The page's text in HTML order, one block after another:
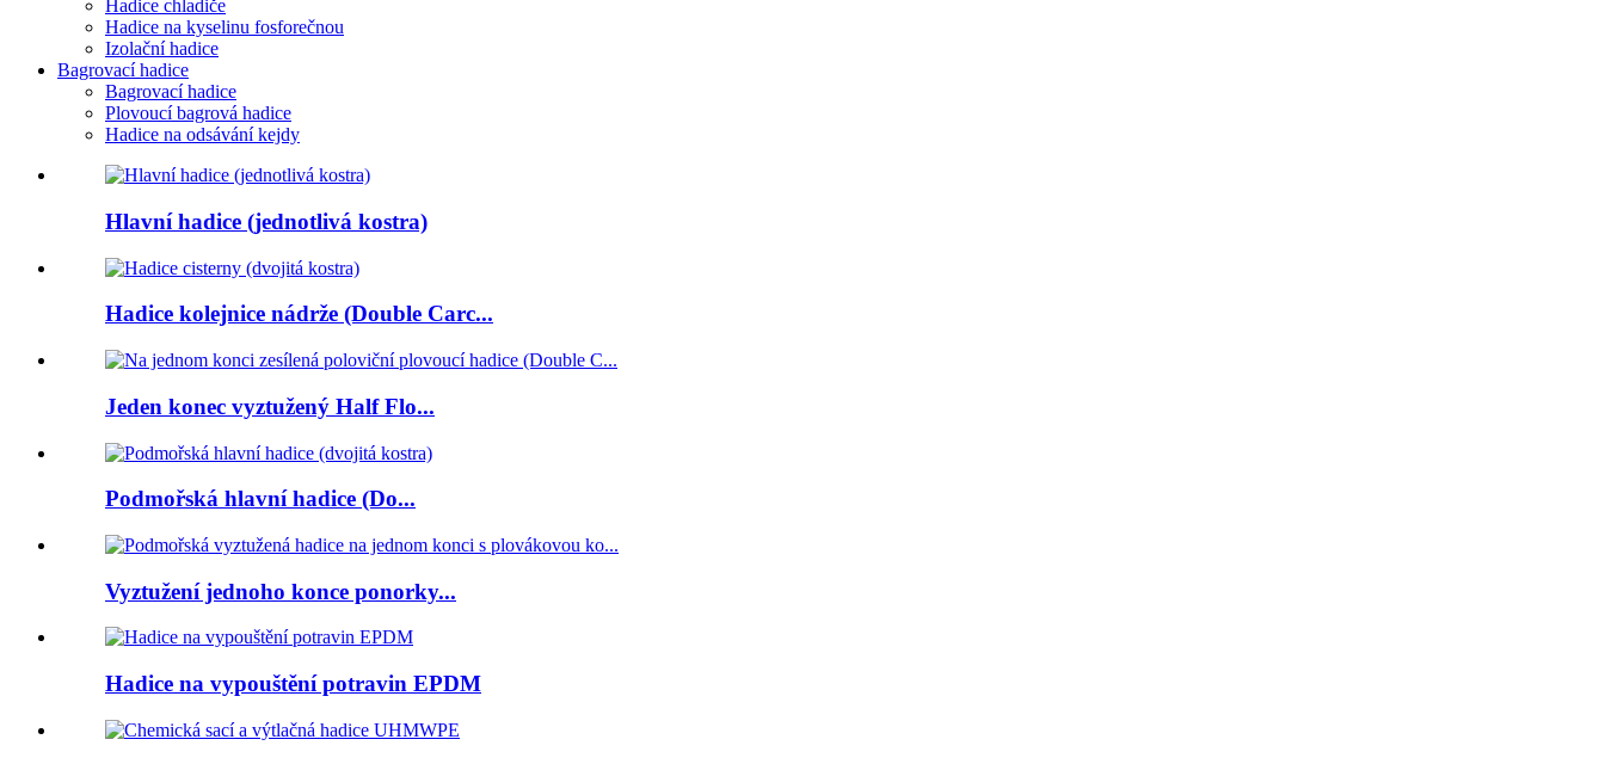
Hadice chladiče
Hadice na kyselinu fosforečnou
Izolační hadice
Bagrovací hadice
Bagrovací hadice
Plovoucí bagrová hadice
Hadice na odsávání kejdy
Hlavní hadice (jednotlivá kostra)
Hadice kolejnice nádrže (Double Carc...
Jeden konec vyztužený Half Flo...
Podmořská hlavní hadice (Do...
Vyztužení jednoho konce ponorky...
Hadice na vypouštění potravin EPDM